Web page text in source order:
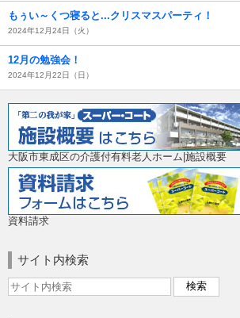
もぅい～くつ寝ると...クリスマスパーティ！
2024年12月24日（火）
12月の勉強会！
2024年12月22日（日）
大阪市東成区の介護付有料老人ホーム|施設概要
資料請求
サイト内検索